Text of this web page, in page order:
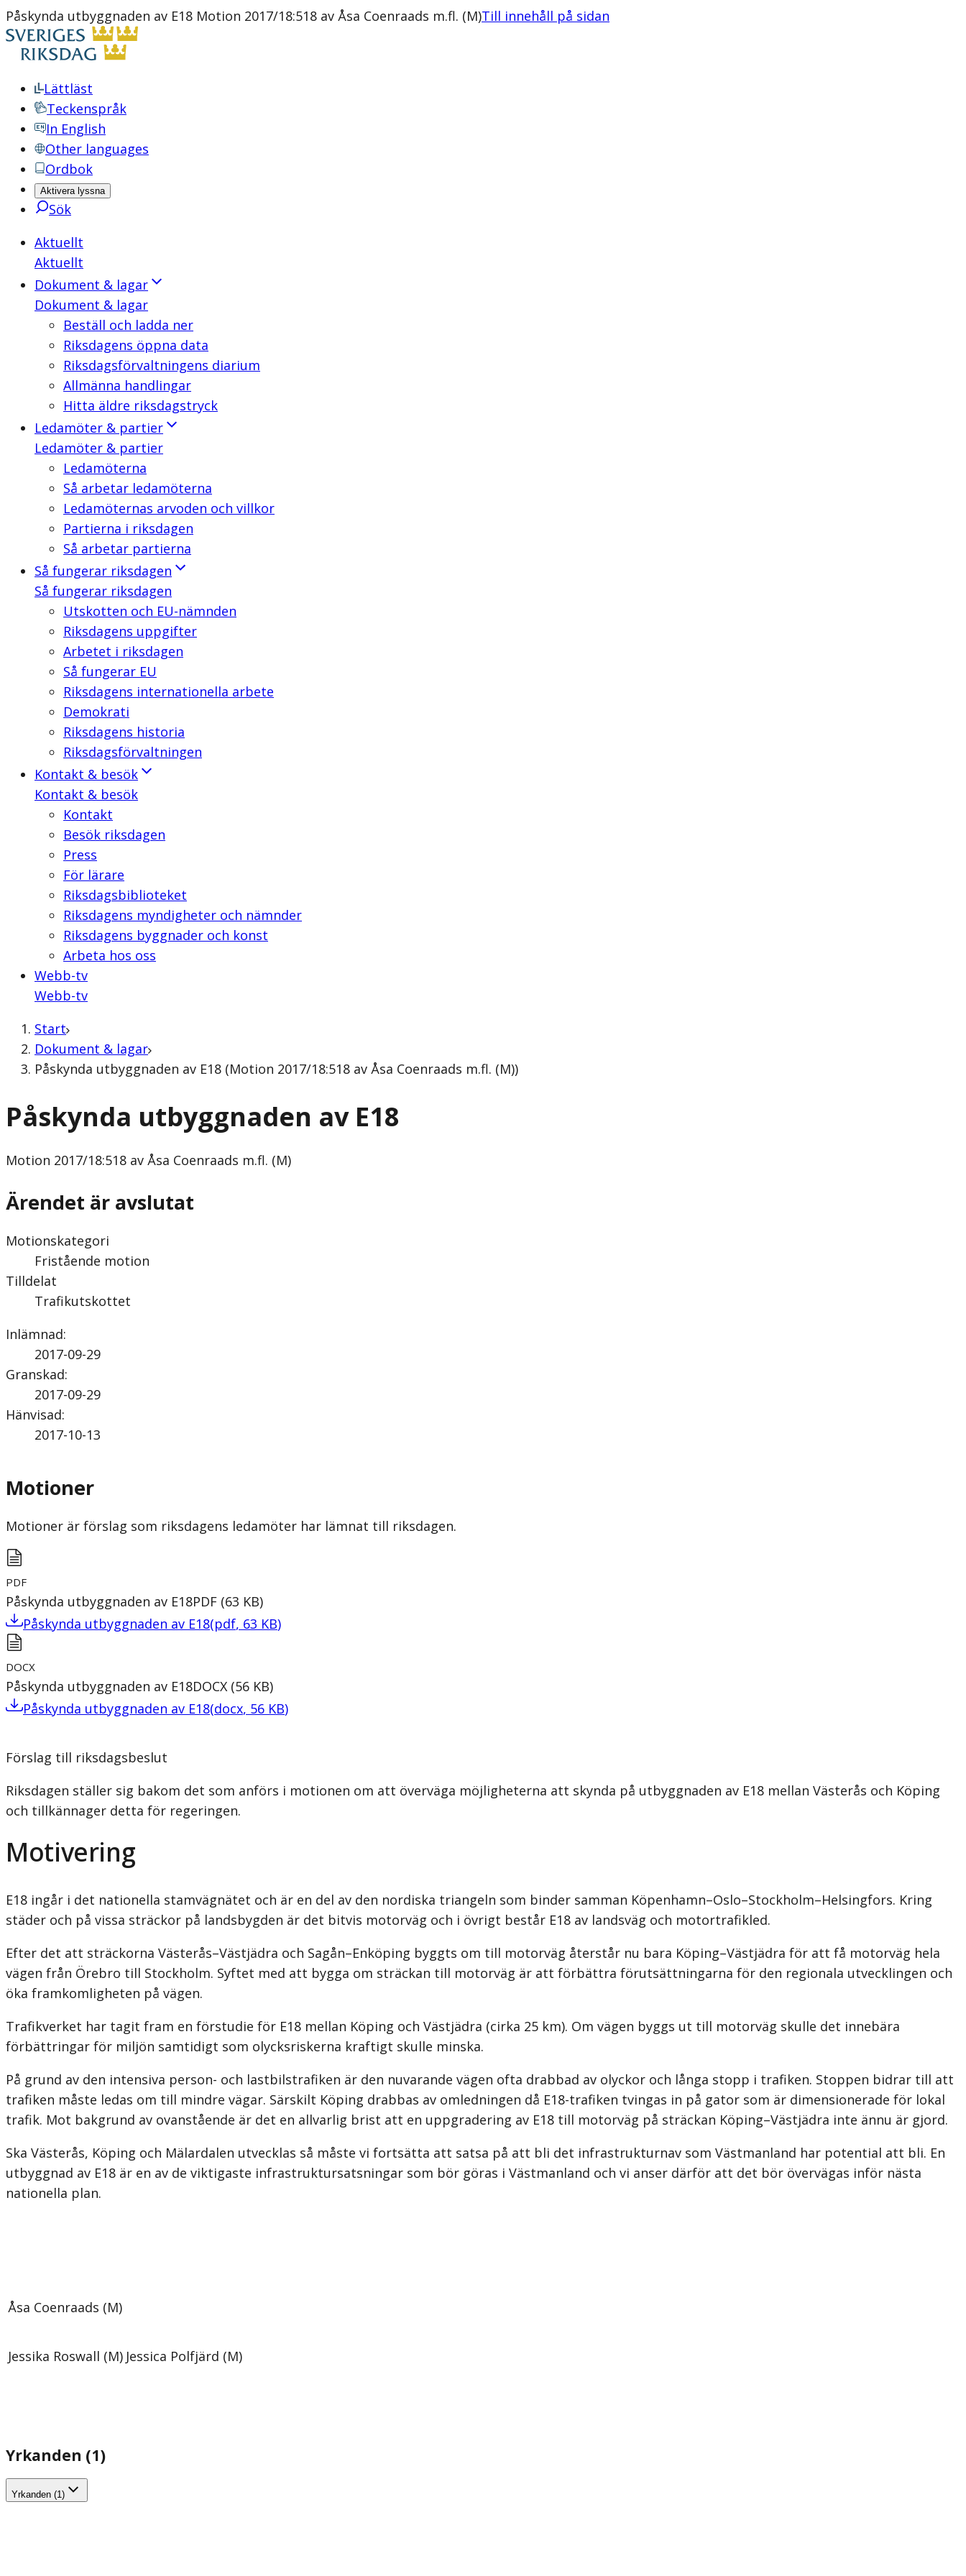
Påskynda utbyggnaden av E18 Motion 2017/18:518 av Åsa Coenraads m.fl. (M)Till innehåll på sidan
Lättläst
Teckenspråk
In English
Other languages
Ordbok
Aktivera lyssna
Sök
Aktuellt
Aktuellt
Dokument & lagar
Dokument & lagar
Beställ och ladda ner
Riksdagens öppna data
Riksdagsförvaltningens diarium
Allmänna handlingar
Hitta äldre riksdagstryck
Ledamöter & partier
Ledamöter & partier
Ledamöterna
Så arbetar ledamöterna
Ledamöternas arvoden och villkor
Partierna i riksdagen
Så arbetar partierna
Så fungerar riksdagen
Så fungerar riksdagen
Utskotten och EU-nämnden
Riksdagens uppgifter
Arbetet i riksdagen
Så fungerar EU
Riksdagens internationella arbete
Demokrati
Riksdagens historia
Riksdagsförvaltningen
Kontakt & besök
Kontakt & besök
Kontakt
Besök riksdagen
Press
För lärare
Riksdagsbiblioteket
Riksdagens myndigheter och nämnder
Riksdagens byggnader och konst
Arbeta hos oss
Webb-tv
Webb-tv
Start
Dokument & lagar
Påskynda utbyggnaden av E18 (Motion 2017/18:518 av Åsa Coenraads m.fl. (M))
Påskynda utbyggnaden av E18
Motion 2017/18:518 av Åsa Coenraads m.fl. (M)
Ärendet är avslutat
Motionskategori
Fristående motion
Tilldelat
Trafikutskottet
Inlämnad:
2017-09-29
Granskad:
2017-09-29
Hänvisad:
2017-10-13
Motioner
Motioner är förslag som riksdagens ledamöter har lämnat till riksdagen.
PDF
Påskynda utbyggnaden av E18PDF (63 KB)
Påskynda utbyggnaden av E18(pdf, 63 KB)
DOCX
Påskynda utbyggnaden av E18DOCX (56 KB)
Påskynda utbyggnaden av E18(docx, 56 KB)
Förslag till riksdagsbeslut
Riksdagen ställer sig bakom det som anförs i motionen om att överväga möjligheterna att skynda på utbyggnaden av E18 mellan Västerås och Köping
och tillkännager detta för regeringen.
Motivering
E18 ingår i det nationella stamvägnätet och är en del av den nordiska triangeln som binder samman Köpenhamn–Oslo–Stockholm–Helsingfors. Kring
städer och på vissa sträckor på landsbygden är det bitvis motorväg och i övrigt består E18 av landsväg och motortrafikled.
Efter det att sträckorna Västerås–Västjädra och Sagån–Enköping byggts om till motorväg återstår nu bara Köping–Västjädra för att få motorväg hela
vägen från Örebro till Stockholm. Syftet med att bygga om sträckan till motorväg är att förbättra förutsättningarna för den regionala utvecklingen och
öka framkomligheten på vägen.
Trafikverket har tagit fram en förstudie för E18 mellan Köping och Västjädra (cirka 25 km). Om vägen byggs ut till motorväg skulle det innebära
förbättringar för miljön samtidigt som olycksriskerna kraftigt skulle minska.
På grund av den intensiva person- och lastbilstrafiken är den nuvarande vägen ofta drabbad av olyckor och långa stopp i trafiken. Stoppen bidrar till att
trafiken måste ledas om till mindre vägar. Särskilt Köping drabbas av omledningen då E18-trafiken tvingas in på gator som är dimensionerade för lokal
trafik. Mot bakgrund av ovanstående är det en allvarlig brist att en uppgradering av E18 till motorväg på sträckan Köping–Västjädra inte ännu är gjord.
Ska Västerås, Köping och Mälardalen utvecklas så måste vi fortsätta att satsa på att bli det infrastrukturnav som Västmanland har potential att bli. En
utbyggnad av E18 är en av de viktigaste infrastruktursatsningar som bör göras i Västmanland och vi anser därför att det bör övervägas inför nästa
nationella plan.
Åsa Coenraads (M)
Jessika Roswall (M) Jessica Polfjärd (M)
Yrkanden (1)
Yrkanden (1)